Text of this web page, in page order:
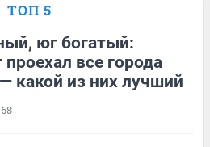
ТОП 5
юг богатый:
все города
какой из них лучший